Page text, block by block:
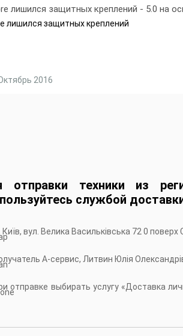
лишился защитных креплений - 5.0 на
лишился защитных креплений
2016
отправки техники из
службой
Київ, вул. Велика Васильківська 72 0
А-сервис, Литвин Юлія
отправке выбирать услугу «Доставка